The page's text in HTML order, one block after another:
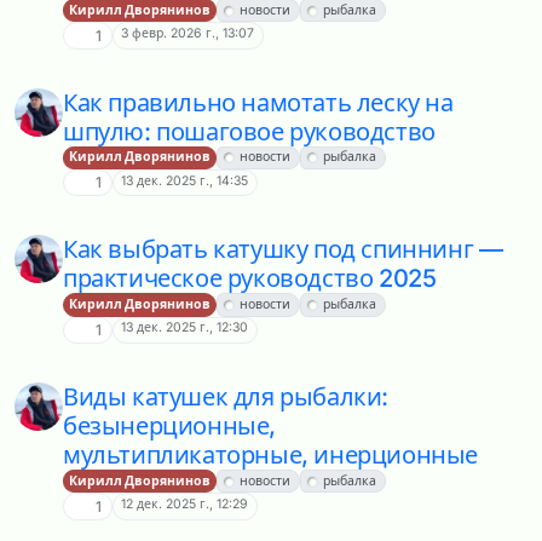
Кирилл Дворянинов новости рыбалка
1 3 февр. 2026 г., 13:07
Как правильно намотать леску на
шпулю: пошаговое руководство
Кирилл Дворянинов новости рыбалка
1 13 дек. 2025 г., 14:35
Как выбрать катушку под спиннинг —
практическое руководство 2025
Кирилл Дворянинов новости рыбалка
1 13 дек. 2025 г., 12:30
Виды катушек для рыбалки:
безынерционные,
мультипликаторные, инерционные
Кирилл Дворянинов новости рыбалка
1 12 дек. 2025 г., 12:29